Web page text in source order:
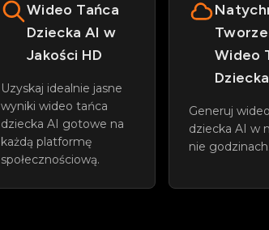
Wideo Tańca
Dziecka AI w
Jakości HD
Uzyskaj idealnie jasne
wyniki wideo tańca
dziecka AI gotowe na
każdą platformę
społecznościową.
Wideo
Generuj
dziecka AI w
nie godzinach.